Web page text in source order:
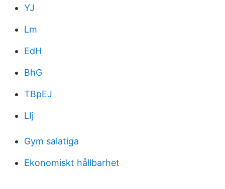
YJ
Lm
EdH
BhG
TBpEJ
LIj
Gym salatiga
Ekonomiskt hållbarhet